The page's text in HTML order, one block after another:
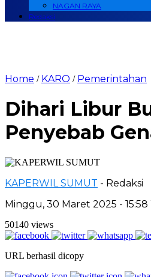
NAGAN RAYA
Redaksi
Home / KARO / Pemerintahan
Dihari Libur
Penyebab
KAPERWIL SUMUT - Redaksi
Minggu, 30 Maret 2025 - 15:58
50140 views
URL berhasil dicopy